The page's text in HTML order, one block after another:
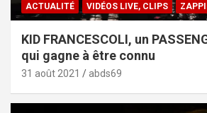
ACTUALITÉ VIDÉOS LIVE, CLIPS
KID FRANCESCOLI, un
qui gagne à être connu
31 août 2021 abds69